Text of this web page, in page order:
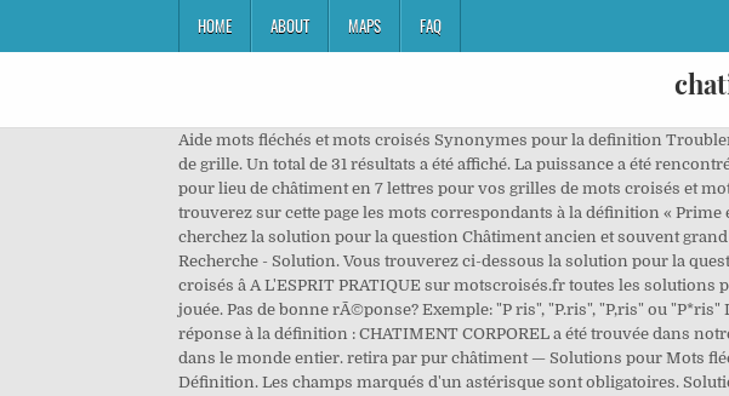
HOME ABOUT MAPS FAQ
Aide mots fléchés et mots croisés Synonymes pour la definition
de grille. Un total de 31 résultats a été affiché. La puissance a été
pour lieu de châtiment en 7 lettres pour vos grilles de mots croisés et
trouverez sur cette page les mots correspondants à la définition « Prime
cherchez la solution pour la question Châtiment ancien et souvent
Recherche - Solution. Vous trouverez ci-dessous la solution pour la
croisés â A L'ESPRIT PRATIQUE sur motscroisés.fr toutes les
jouée. Pas de bonne rÃ©ponse? Exemple: "P ris", "P.ris", "P,ris" ou
réponse à la définition : CHATIMENT CORPOREL a été trouvée dans
dans le monde entier. retira par pur châtiment — Solutions pour Mots
Définition. Les champs marqués d'un astérisque sont obligatoires.